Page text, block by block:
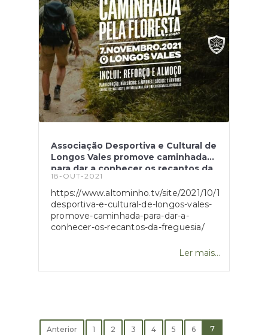
Associação Desportiva e Cultural de
Longos Vales promove caminhada
para dar a conhecer os recantos da
freguesia
18-OUT-2021
https://www.altominho.tv/site/2021/10/18/
desportiva-e-cultural-de-longos-vales-
promove-caminhada-para-dar-a-
conhecer-os-recantos-da-freguesia/
Ler mais...
Anterior 1 2 3 4 5 6 7